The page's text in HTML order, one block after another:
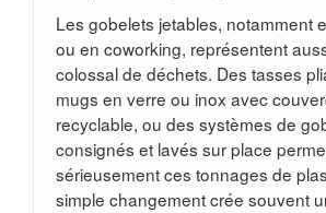
Les gobelets jetables, notamment
ou en coworking, représentent
colossal de déchets. Des tasses
mugs en verre ou inox avec
recyclable, ou des systèmes de
consignés et lavés sur place
sérieusement ces tonnages de
simple changement crée souvent